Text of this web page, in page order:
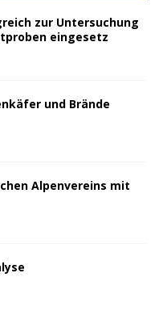
zur Untersuchung
eingesetz
und Brände
Alpenvereins mit